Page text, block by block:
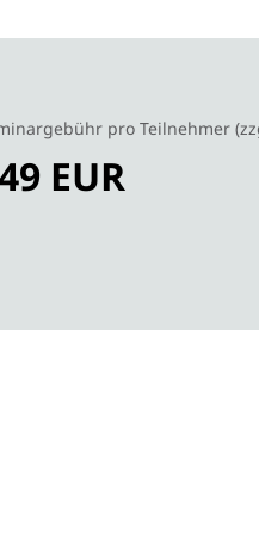
pro Teilnehmer
EUR